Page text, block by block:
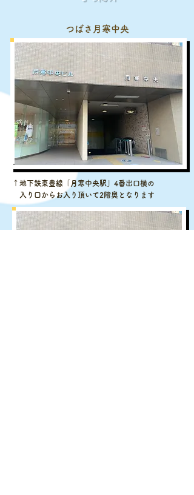
​つばさ月寒中央
​↑地下鉄東豊線「月寒中央駅」4番出口横の
入り口からお入り頂いて2階奥となります